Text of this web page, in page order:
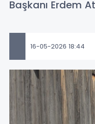
Başkanı Erdem
16-05-2026 18:44